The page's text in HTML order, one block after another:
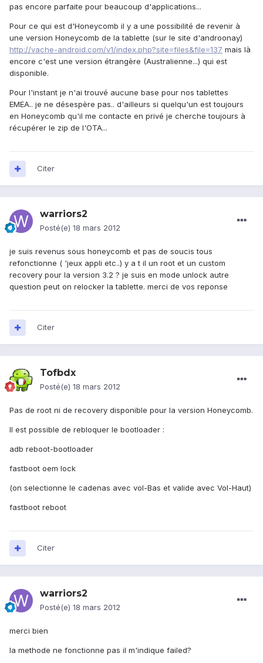
pas encore parfaite pour beaucoup d'applications...
Pour ce qui est d'Honeycomb il y a une possibilité de revenir à
une version Honeycomb de la tablette (sur le site d'androonay)
http://vache-android.com/v1/index.php?site=files&file=137 mais là
encore c'est une version étrangère (Australienne...) qui est
disponible.
Pour l'instant je n'ai trouvé aucune base pour nos tablettes
EMEA.. je ne désespère pas.. d'ailleurs si quelqu'un est toujours
en Honeycomb qu'il me contacte en privé je cherche toujours à
récupérer le zip de l'OTA...
Citer
warriors2
Posté(e) 18 mars 2012
je suis revenus sous honeycomb et pas de soucis tous
refonctionne ( 'jeux appli etc..) y a t il un root et un custom
recovery pour la version 3.2 ? je suis en mode unlock autre
question peut on relocker la tablette. merci de vos reponse
Citer
Tofbdx
Posté(e) 18 mars 2012
Pas de root ni de recovery disponible pour la version Honeycomb.
Il est possible de rebloquer le bootloader :
adb reboot-bootloader
fastboot oem lock
(on selectionne le cadenas avec vol-Bas et valide avec Vol-Haut)
fastboot reboot
Citer
warriors2
Posté(e) 18 mars 2012
merci bien
la methode ne fonctionne pas il m'indique failed?